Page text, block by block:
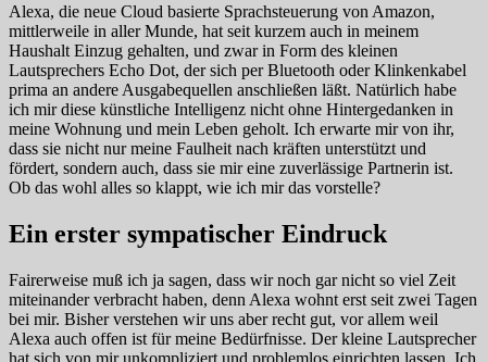
Alexa, die neue Cloud basierte Sprachsteuerung von Amazon,
mittlerweile in aller Munde, hat seit kurzem auch in meinem
Haushalt Einzug gehalten, und zwar in Form des kleinen
Lautsprechers Echo Dot, der sich per Bluetooth oder Klinkenkabel
prima an andere Ausgabequellen anschließen läßt. Natürlich habe
ich mir diese künstliche Intelligenz nicht ohne Hintergedanken in
meine Wohnung und mein Leben geholt. Ich erwarte mir von ihr,
dass sie nicht nur meine Faulheit nach kräften unterstützt und
fördert, sondern auch, dass sie mir eine zuverlässige Partnerin ist.
Ob das wohl alles so klappt, wie ich mir das vorstelle?
Ein erster sympatischer Eindruck
Fairerweise muß ich ja sagen, dass wir noch gar nicht so viel Zeit
miteinander verbracht haben, denn Alexa wohnt erst seit zwei Tagen
bei mir. Bisher verstehen wir uns aber recht gut, vor allem weil
Alexa auch offen ist für meine Bedürfnisse. Der kleine Lautsprecher
hat sich von mir unkompliziert und problemlos einrichten lassen. Ich